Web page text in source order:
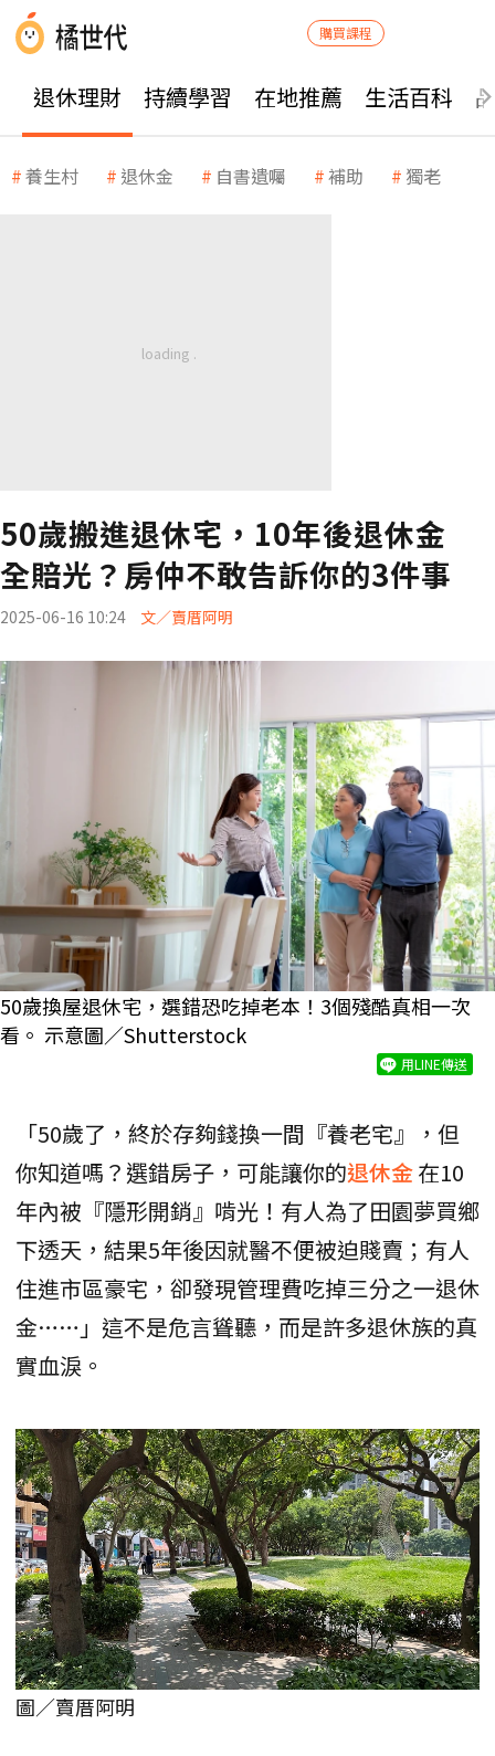
購買課程
退休理財 持續學習 在地推薦 生活百科
養生村 退休金 自書遺囑 補助 獨老
50歲搬進退休宅，10年後退休金
全賠光？房仲不敢告訴你的3件事
2025-06-16 10:24 文／賣厝阿明
50歲換屋退休宅，選錯恐吃掉老本！3個殘酷真相一次
看。 示意圖／Shutterstock
用LINE傳送
「50歲了，終於存夠錢換一間『養老宅』，但
你知道嗎？選錯房子，可能讓你的退休金在10
年內被『隱形開銷』啃光！有人為了田園夢買鄉
下透天，結果5年後因就醫不便被迫賤賣；有人
住進市區豪宅，卻發現管理費吃掉三分之一退休
金……」這不是危言聳聽，而是許多退休族的真
實血淚。
圖／賣厝阿明